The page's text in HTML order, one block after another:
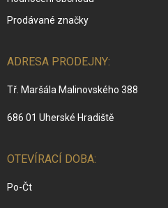
Prodávané značky
ADRESA PRODEJNY:
Tř. Maršála Malinovského 388
686 01 Uherské Hradiště
OTEVÍRACÍ DOBA:
Po-Čt